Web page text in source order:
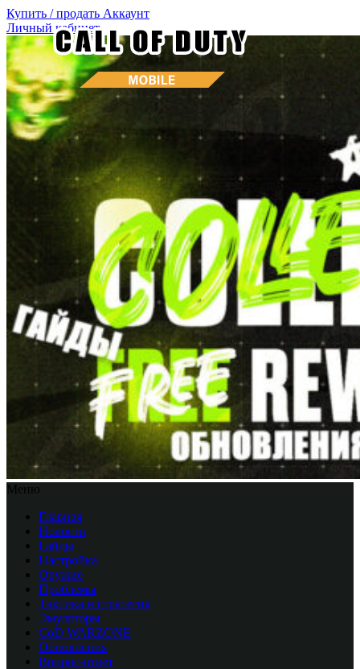
Купить / продать Аккаунт
Личный кабинет
Меню
Главная
Новости
Гайды
Настройка
Оружие
Проблемы
Тактика и стратегия
Эмуляторы
CоD WARZONE
Обновления
Вопрос-ответ